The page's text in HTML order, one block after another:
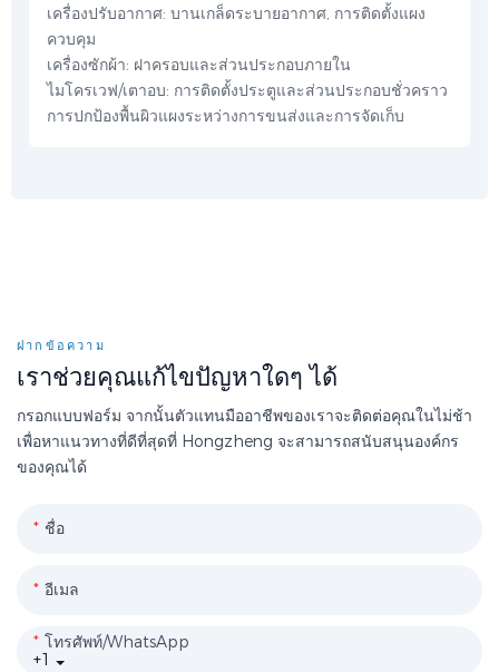
เครื่องปรับอากาศ: บานเกล็ดระบายอากาศ, การติดตั้งแผง
ควบคุม
เครื่องซักผ้า: ฝาครอบและส่วนประกอบภายใน
ไมโครเวฟ/เตาอบ: การติดตั้งประตูและส่วนประกอบชั่วคราว
การปกป้องพื้นผิวแผงระหว่างการขนส่งและการจัดเก็บ
ฝากข้อความ
เราช่วยคุณแก้ไขปัญหาใดๆ ได้
กรอกแบบฟอร์ม จากนั้นตัวแทนมืออาชีพของเราจะติดต่อคุณในไม่ช้า
เพื่อหาแนวทางที่ดีที่สุดที่ Hongzheng จะสามารถสนับสนุนองค์กร
ของคุณได้
ชื่อ
อีเมล
+1
โทรศัพท์/WhatsApp